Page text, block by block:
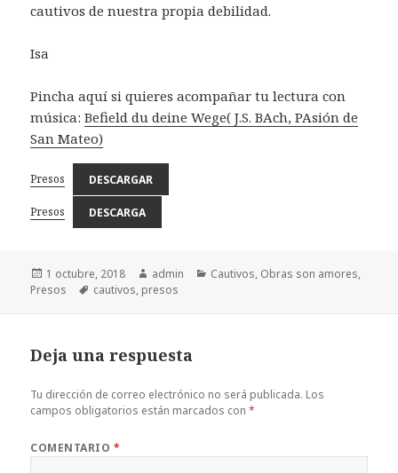
cautivos de nuestra propia debilidad.
Isa
Pincha aquí si quieres acompañar tu lectura con
música:Befield du deine Wege( J.S. BAch, PAsión de
San Mateo)
Presos DESCARGAR
Presos DESCARGA
Publicado
el
1 octubre, 2018 Autor
admin Categorías
Cautivos, Obras son amores,
Presos
Etiquetas
cautivos, presos
Deja una respuesta
Tu dirección de correo electrónico no será publicada. Los
campos obligatorios están marcados con*
COMENTARIO *